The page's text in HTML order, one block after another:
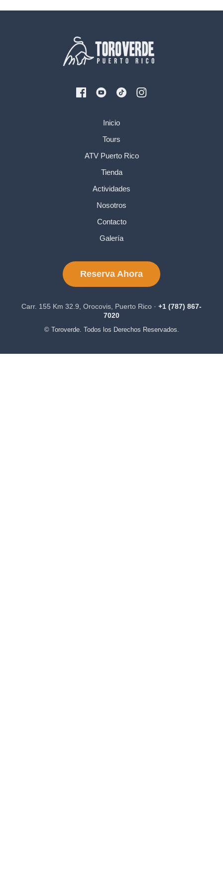
Inicio
Tours
ATV Puerto Rico
Tienda
Actividades
Nosotros
Contacto
Galería
Reserva Ahora
Carr. 155 Km 32.9, Orocovis, Puerto Rico · +1 (787) 867-
7020
© Toroverde. Todos los Derechos Reservados.